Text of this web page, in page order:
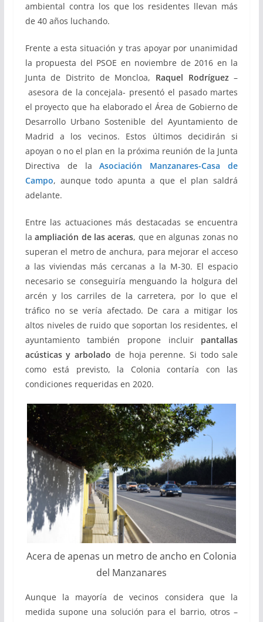
ambiental contra los que los residentes llevan más
de 40 años luchando.
Frente a esta situación y tras apoyar por unanimidad
la propuesta del PSOE en noviembre de 2016 en la
Junta de Distrito de Moncloa, Raquel Rodríguez–
asesora de la concejala- presentó el pasado martes
el proyecto que ha elaborado el Área de Gobierno de
Desarrollo Urbano Sostenible del Ayuntamiento de
Madrid a los vecinos. Estos últimos decidirán si
apoyan o no el plan en la próxima reunión de la Junta
Directiva de laAsociación Manzanares-Casa de
Campo, aunque todo apunta a que el plan saldrá
adelante.
Entre las actuaciones más destacadas se encuentra
laampliación de las aceras, que en algunas zonas no
superan el metro de anchura, para mejorar el acceso
a las viviendas más cercanas a la M-30. El espacio
necesario se conseguiría menguando la holgura del
arcén y los carriles de la carretera, por lo que el
tráfico no se vería afectado. De cara a mitigar los
altos niveles de ruido que soportan los residentes, el
ayuntamiento también propone incluir pantallas
acústicas y arbolado de hoja perenne. Si todo sale
como está previsto, la Colonia contaría con las
condiciones requeridas en 2020.
Acera de apenas un metro de ancho en Colonia
del Manzanares
Aunque la mayoría de vecinos considera que la
medida supone una solución para el barrio, otros –